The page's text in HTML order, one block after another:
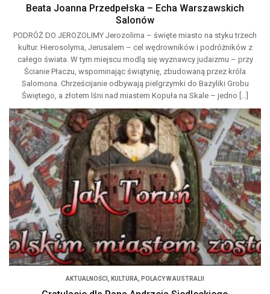
Beata Joanna Przedpełska – Echa Warszawskich
Salonów
PODRÓŻ DO JEROZOLIMY Jerozolima – święte miasto na styku trzech
kultur. Hierosolyma, Jerusalem – cel wędrowników i podróżników z
całego świata. W tym miejscu modlą się wyznawcy judaizmu – przy
Ścianie Płaczu, wspominając świątynię, zbudowaną przez króla
Salomona. Chrześcijanie odbywają pielgrzymki do Bazyliki Grobu
Świętego, a złotem lśni nad miastem Kopuła na Skale – jedno […]
AKTUALNOŚCI KULTURA POLACY W AUSTRALII